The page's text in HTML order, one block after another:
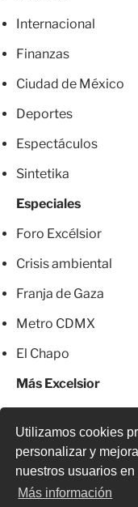
Utilizamos cookies
personalizar y
nuestros usuarios
Más información
Internacional
Finanzas
Ciudad de México
Deportes
Espectáculos
Sintetika
Especiales
Foro Excélsior
Crisis ambiental
Franja de Gaza
Metro CDMX
El Chapo
Más Excelsior
© 2026 Todos los
o parcial,